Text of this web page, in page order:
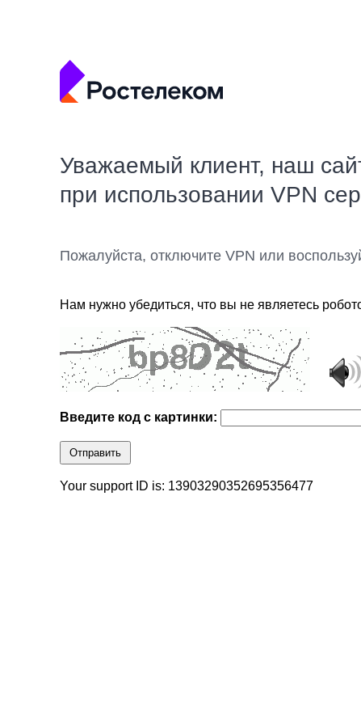
Уважаемый клиент, наш
при использовании VPN
Пожалуйста, отключите VPN или
Нам нужно убедиться, что вы не являетесь
Введите код с картинки:
Отправить
Your support ID is: 13903290352695356477